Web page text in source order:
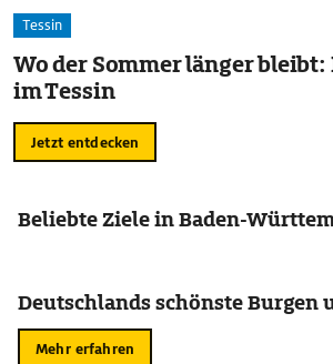
Tessin
Wo der Sommer länger
im Tessin
Jetzt entdecken
Beliebte Ziele in Baden-
Deutschlands schönste Burgen
Mehr erfahren